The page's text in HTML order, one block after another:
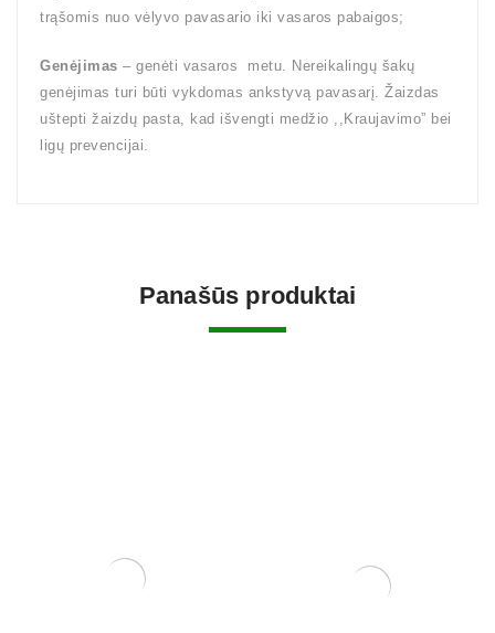
trąšomis nuo vėlyvo pavasario iki vasaros pabaigos;
Genėjimas – genėti vasaros metu. Nereikalingų šakų
genėjimas turi būti vykdomas ankstyvą pavasarį. Žaizdas
uštepti žaizdų pasta, kad išvengti medžio ,,Kraujavimo” bei
ligų prevencijai.
Panašūs produktai
Grunto semtuvas plastikinis